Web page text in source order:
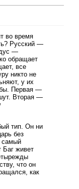
во время
Русский —
—
обращает
все
никто не
у их
Первая —
Вторая —
тип. Он ни
без
самый
Баг живет
что он
как